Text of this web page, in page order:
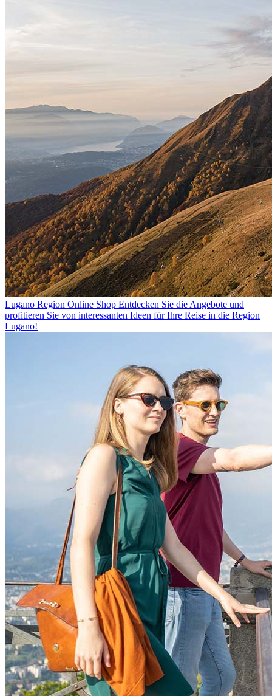
Lugano Region Online Shop Entdecken Sie die Angebote und
profitieren Sie von interessanten Ideen für Ihre Reise in die Region
Lugano!